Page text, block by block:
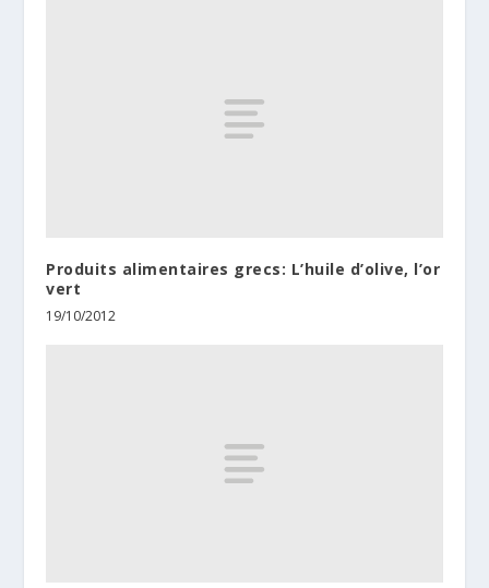
Produits alimentaires grecs: L’huile d’olive, l’or
vert
19/10/2012